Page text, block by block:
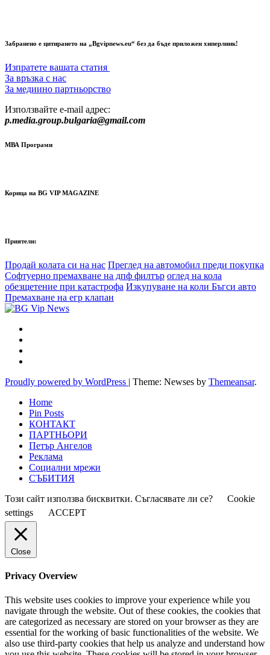
Забранено е цитирането на „Bgvipnews.eu“ без да бъде приложен хиперлинк!
Изпратете вашата статия
За връзка с нас
За медиино партньорство
Използвайте e-mail адрес:
p.media.group.bulgaria@gmail.com
МВА Програми
Корица на BG VIP MAGAZINE
Приятели:
Продай колата си на нас Преглед на автомобил преди покупка
Софтуерно премахване на дпф филтър оглед на кола
обезщетение при катастрофа Изкупуване на коли Бъгси авто
Премахване на егр клапан
Proudly powered by WordPress | Theme: Newses by Themeansar.
Home
Pin Posts
КОНТАКТ
ПАРТНЬОРИ
Петър Ангелов
Реклама
Социални мрежи
СЪБИТИЯ
Този сайт използва бисквитки. Съгласявате ли се?
Cookie
settings
ACCEPT
Close
Privacy Overview
This website uses cookies to improve your experience while you
navigate through the website. Out of these cookies, the cookies that
are categorized as necessary are stored on your browser as they are
essential for the working of basic functionalities of the website. We
also use third-party cookies that help us analyze and understand how